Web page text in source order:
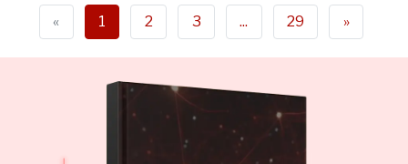
« 1 2 3 ... 29 »